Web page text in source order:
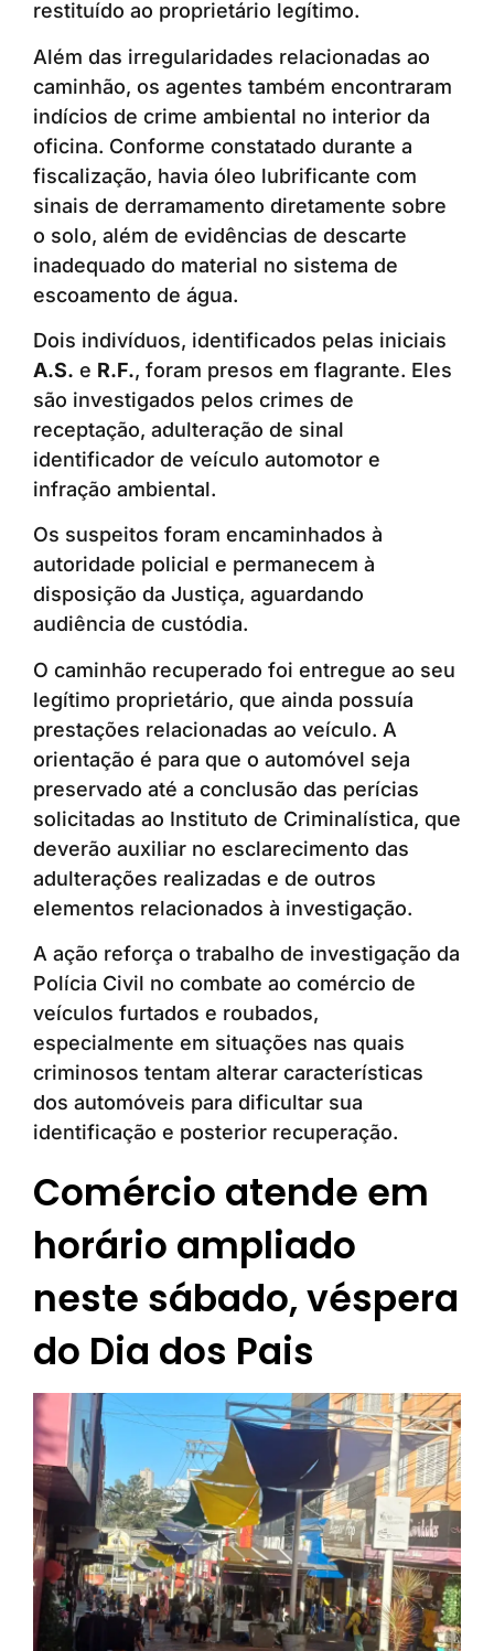
restituído ao proprietário legítimo.
Além das irregularidades relacionadas ao
caminhão, os agentes também encontraram
indícios de crime ambiental no interior da
oficina. Conforme constatado durante a
fiscalização, havia óleo lubrificante com
sinais de derramamento diretamente sobre
o solo, além de evidências de descarte
inadequado do material no sistema de
escoamento de água.
Dois indivíduos, identificados pelas iniciais
A.S. e R.F., foram presos em flagrante. Eles
são investigados pelos crimes de
receptação, adulteração de sinal
identificador de veículo automotor e
infração ambiental.
Os suspeitos foram encaminhados à
autoridade policial e permanecem à
disposição da Justiça, aguardando
audiência de custódia.
O caminhão recuperado foi entregue ao seu
legítimo proprietário, que ainda possuía
prestações relacionadas ao veículo. A
orientação é para que o automóvel seja
preservado até a conclusão das perícias
solicitadas ao Instituto de Criminalística, que
deverão auxiliar no esclarecimento das
adulterações realizadas e de outros
elementos relacionados à investigação.
A ação reforça o trabalho de investigação da
Polícia Civil no combate ao comércio de
veículos furtados e roubados,
especialmente em situações nas quais
criminosos tentam alterar características
dos automóveis para dificultar sua
identificação e posterior recuperação.
Comércio atende em
horário ampliado
neste sábado, véspera
do Dia dos Pais